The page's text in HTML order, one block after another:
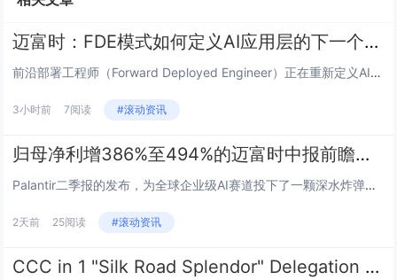
迈富时：FDE模式如何定义AI应用层的下一个价值锚点
前沿部署工程师（Forward Deployed Engineer）正在重新定义AI时代的价值分配规则。从Palanti...
3小时前 7阅读 #滚动资讯
归母净利增386%至494%的迈富时中报前瞻：Palantir的FDE叙事能否在不同场景复刻？
Palantir二季报的发布，为全球企业级AI赛道投下了一颗深水炸弹。收入增长93%、美国商业业务增速149%、股价单日...
2天前 25阅读 #滚动资讯
CCC in 1 "Silk Road Splendor" Delegation Visits Addis Ababa University